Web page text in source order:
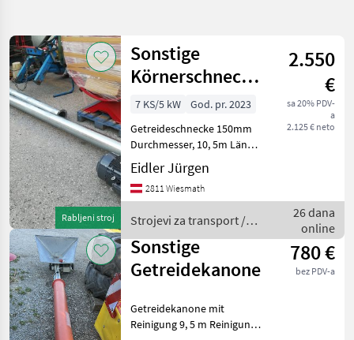
Kategorija 3 Država
TRENUTNA
STAZA
Poljoprivredna
tehnika
Strojevi Za
Transport
Transportni
Puzevi
ODABERITE
KATEGORIJU
Sonstige
17
POM AUGUSTÓW
6
Poništi
Prikaži
29
rezultata
Rabljeni stroj
Sonstige
Körnerschnecke
150Ø
2.550
€
sa 20% PDV-
a
2.125 € neto
7 KS/5 kW
God. pr. 2023
Getreideschnecke 150mm
Durchmesser, 10, 5m Länge
mit Einlaufkorb, Motor
400V, 5, 5KW und
Klemmkasten ohne
Steckerkombination
Dijametar: Dijametar 150,
Pogon
Eidler Jürgen
2811 Wiesmath
Strojevi za transport /
Sonstige
26 dana
online
Sonstige
Getreidekanone
780 €
bez PDV-a
Getreidekanone mit
Reinigung 9, 5 m Reinigung